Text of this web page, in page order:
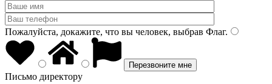
Пожалуйста, докажите, что вы человек, выбрав Флаг.
Письмо директору